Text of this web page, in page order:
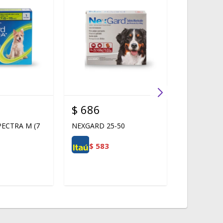
M (7
$ 686
NEXGARD 25-50
$ 583